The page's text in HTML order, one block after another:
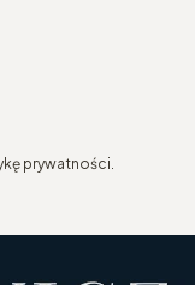
prywatności.